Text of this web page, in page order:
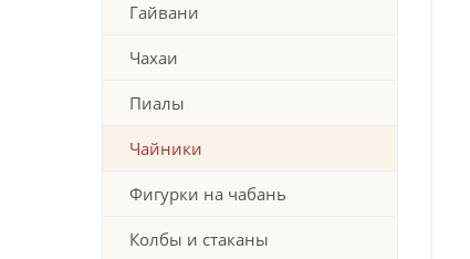
Гайвани
Чахаи
Пиалы
Чайники
Фигурки на чабань
Колбы и стаканы